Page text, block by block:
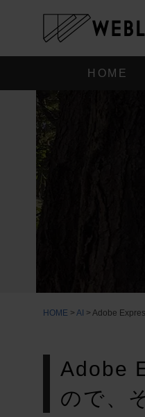
HOME
HOME > AI > Adobe
Adobe
ので、